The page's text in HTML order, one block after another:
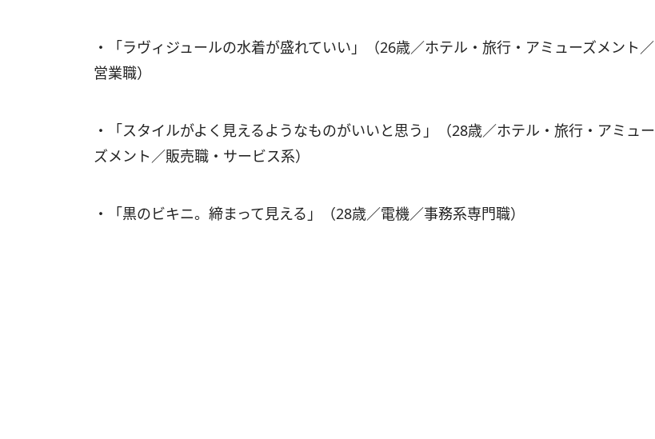
・「ラヴィジュールの水着が盛れていい」（26歳／ホテル・旅行・アミューズメント／
営業職）
・「スタイルがよく見えるようなものがいいと思う」（28歳／ホテル・旅行・アミュー
ズメント／販売職・サービス系）
・「黒のビキニ。締まって見える」（28歳／電機／事務系専門職）